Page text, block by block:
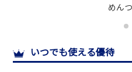
サイトマップ
めん
いつでも使える優待